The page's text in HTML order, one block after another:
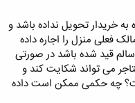
خریدار تحویل نداده باشد و
فعلی منزل را اجاره داده
سالم قید شده باشد در صورتی
می تواند شکایت کند و
چه حکمی ممکن است داده